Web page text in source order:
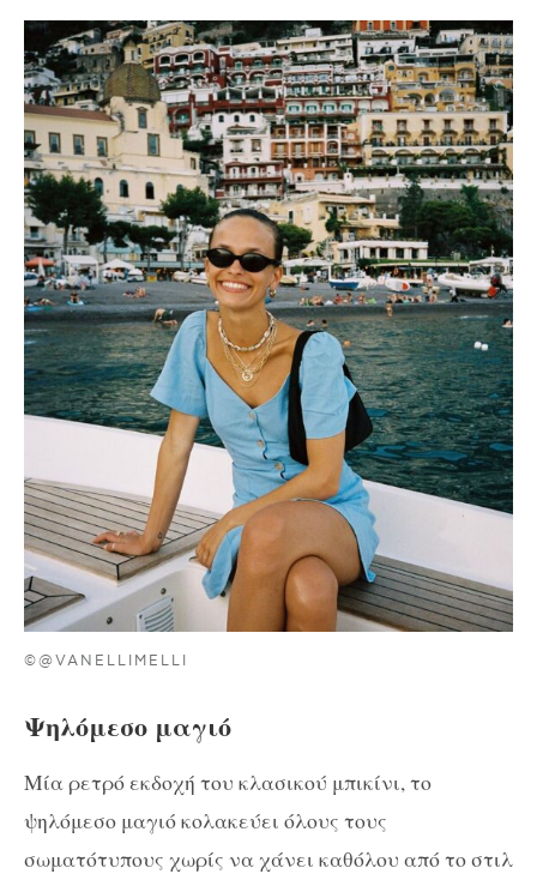
©@VANELLIMELLI
Ψηλόμεσο μαγιό
Μία ρετρό εκδοχή του κλασικού μπικίνι, το
ψηλόμεσο μαγιό κολακεύει όλους τους
σωματότυπους χωρίς να χάνει καθόλου από το στιλ